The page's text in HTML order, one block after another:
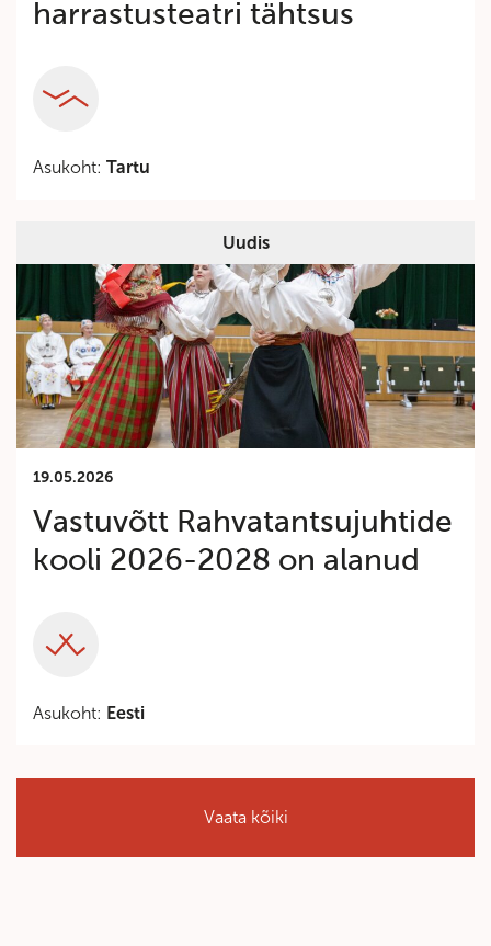
harrastusteatri tähtsus
Asukoht: Tartu
Uudis
19.05.2026
Vastuvõtt Rahvatantsujuhtide
kooli 2026-2028 on alanud
Asukoht: Eesti
Vaata kõiki